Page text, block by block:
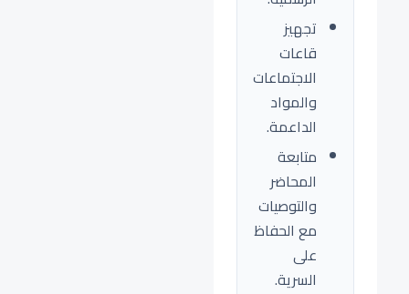
تجهيز
قاعات
الاجتماعات
والمواد
الداعمة.
متابعة
المحاضر
والتوصيات
مع الحفاظ
على
السرية.